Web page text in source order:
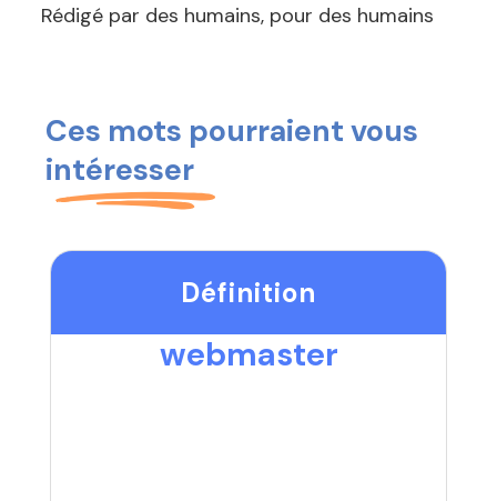
Rédigé par des humains, pour des humains
Ces mots pourraient vous
intéresser
Définition
webmaster